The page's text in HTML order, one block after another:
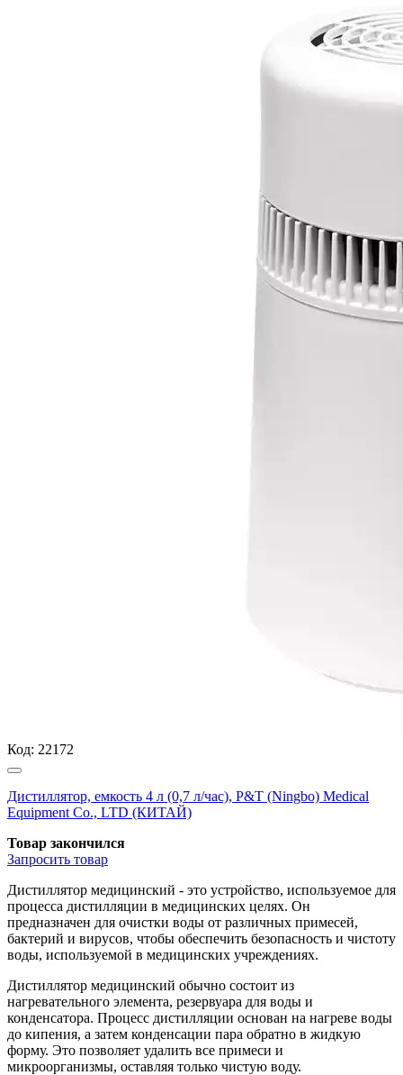
Код: 22172
Дистиллятор, емкость 4 л (0,7 л/час), P&T (Ningbo) Medical
Equipment Co., LTD (КИТАЙ)
Товар закончился
Запросить товар
Дистиллятор медицинский - это устройство, используемое для
процесса дистилляции в медицинских целях. Он
предназначен для очистки воды от различных примесей,
бактерий и вирусов, чтобы обеспечить безопасность и чистоту
воды, используемой в медицинских учреждениях.
Дистиллятор медицинский обычно состоит из
нагревательного элемента, резервуара для воды и
конденсатора. Процесс дистилляции основан на нагреве воды
до кипения, а затем конденсации пара обратно в жидкую
форму. Это позволяет удалить все примеси и
микроорганизмы, оставляя только чистую воду.